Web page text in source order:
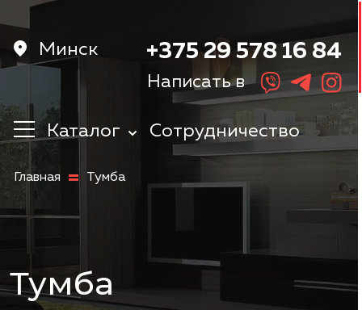
Минск
Каталог
Корпусная
Шкафы
Мебель в
Сотрудничество
+375 29 578 16 84
Написать в
Главная Тумба
Тумба